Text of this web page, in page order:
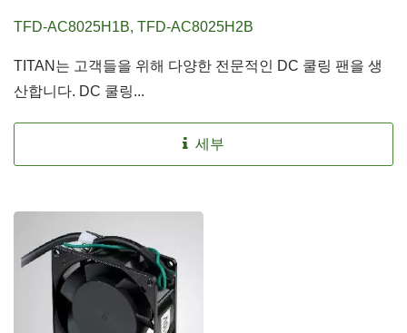
TFD-AC8025H1B, TFD-AC8025H2B
TITAN는 고객들을 위해 다양한 전문적인 DC 쿨링 팬을 생
산합니다. DC 쿨링...
세부